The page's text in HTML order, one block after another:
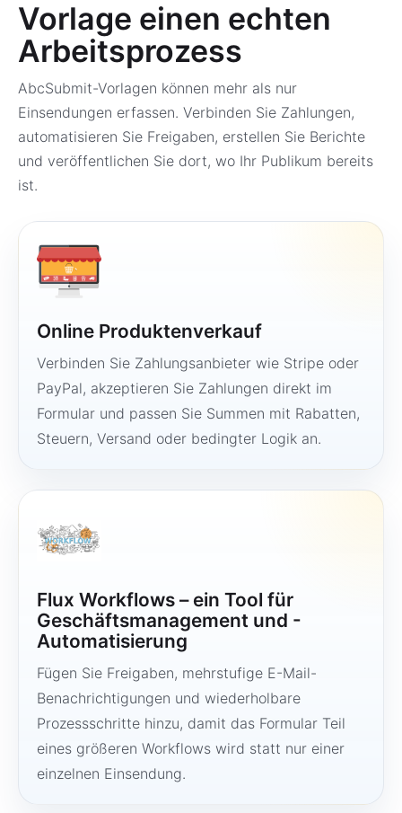
Vorlage einen echten
Arbeitsprozess
AbcSubmit-Vorlagen können mehr als nur
Einsendungen erfassen. Verbinden Sie Zahlungen,
automatisieren Sie Freigaben, erstellen Sie Berichte
und veröffentlichen Sie dort, wo Ihr Publikum bereits
ist.
Online Produktenverkauf
Verbinden Sie Zahlungsanbieter wie Stripe oder
PayPal, akzeptieren Sie Zahlungen direkt im
Formular und passen Sie Summen mit Rabatten,
Steuern, Versand oder bedingter Logik an.
Flux Workflows – ein Tool für
Geschäftsmanagement und -
Automatisierung
Fügen Sie Freigaben, mehrstufige E-Mail-
Benachrichtigungen und wiederholbare
Prozessschritte hinzu, damit das Formular Teil
eines größeren Workflows wird statt nur einer
einzelnen Einsendung.